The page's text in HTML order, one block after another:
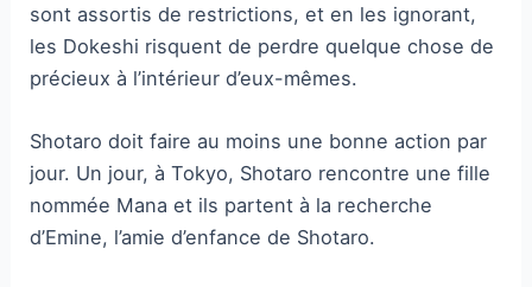
sont assortis de restrictions, et en les ignorant,
les Dokeshi risquent de perdre quelque chose de
précieux à l’intérieur d’eux-mêmes.
Shotaro doit faire au moins une bonne action par
jour. Un jour, à Tokyo, Shotaro rencontre une fille
nommée Mana et ils partent à la recherche
d’Emine, l’amie d’enfance de Shotaro.